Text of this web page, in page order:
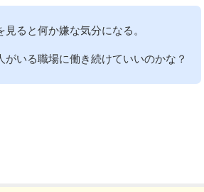
ると何か嫌な気分になる。
がいる職場に働き続けていいのかな？